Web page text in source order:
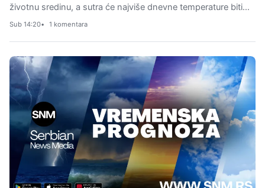
životnu sredinu, a sutra će najviše dnevne temperature biti…
Sub 14:20 1 komentara